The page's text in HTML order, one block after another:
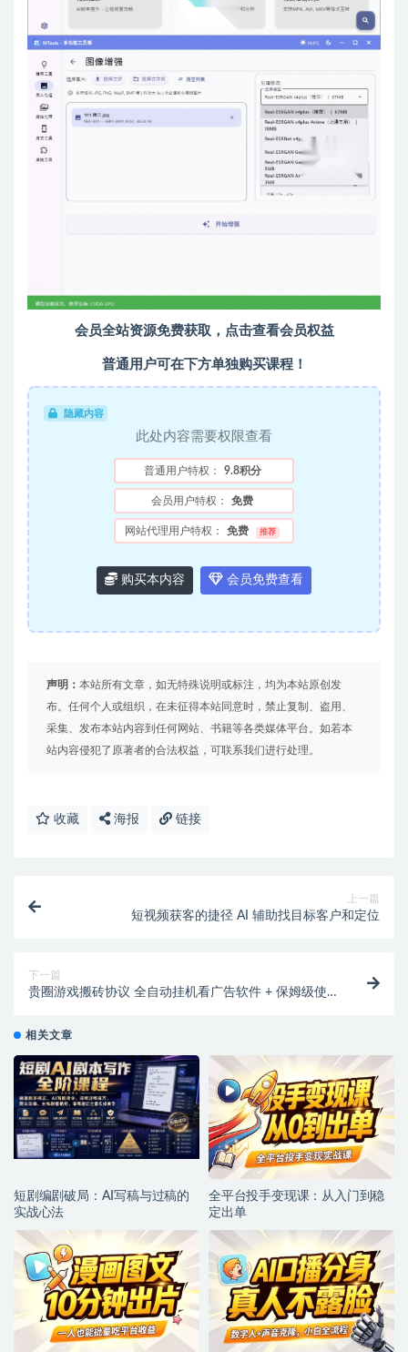
会员全站资源免费获取，点击查看会员权益
普通用户可在下方单独购买课程！
隐藏内容
此处内容需要权限查看
普通用户特权： 9.8积分
会员用户特权： 免费
网站代理用户特权： 免费 推荐
购买本内容 会员免费查看
声明： 本站所有文章，如无特殊说明或标注，均为本站原创发
布。任何个人或组织，在未征得本站同意时，禁止复制、盗用、
采集、发布本站内容到任何网站、书籍等各类媒体平台。如若本
站内容侵犯了原著者的合法权益，可联系我们进行处理。
收藏 海报 链接
上一篇
短视频获客的捷径 AI 辅助找目标客户和定位
下一篇
贵圈游戏搬砖协议 全自动挂机看广告软件 + 保姆级使
相关文章
短剧编剧破局：AI写稿与过稿的
实战心法
全平台投手变现课：从入门到稳
定出单